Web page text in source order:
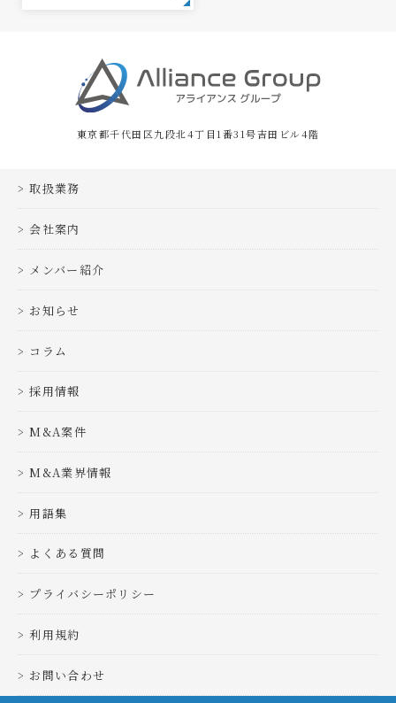
東京都千代田区九段北4丁目1番31号吉田ビル4階
取扱業務
会社案内
メンバー紹介
お知らせ
コラム
採用情報
M&A案件
M&A業界情報
用語集
よくある質問
プライバシーポリシー
利用規約
お問い合わせ